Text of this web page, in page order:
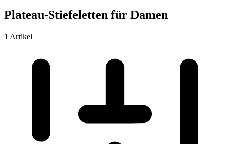
Plateau-Stiefeletten für Damen
1 Artikel